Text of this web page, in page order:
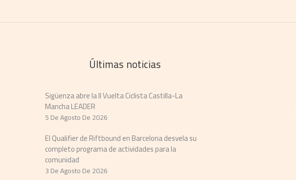
Últimas noticias
Sigüenza abre la II Vuelta Ciclista Castilla-La
Mancha LEADER
5 De Agosto De 2026
El Qualifier de Riftbound en Barcelona desvela su
completo programa de actividades para la
comunidad
3 De Agosto De 2026